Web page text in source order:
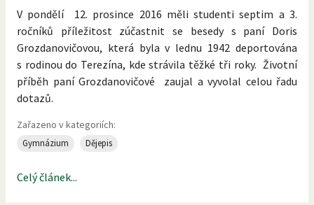
V pondělí 12. prosince 2016 měli studenti septim a 3.
ročníků příležitost zúčastnit se besedy s paní Doris
Grozdanovičovou, která byla v lednu 1942 deportována
s rodinou do Terezína, kde strávila těžké tři roky. Životní
příběh paní Grozdanovičové zaujal a vyvolal celou řadu
dotazů.
Zařazeno v kategoriích:
Gymnázium Dějepis
Celý článek...